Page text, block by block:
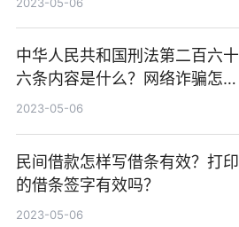
中华人民共和国刑法第二百六十
六条内容是什么？网络诈骗怎么
报案？
2023-05-06
民间借款怎样写借条有效？打印
的借条签字有效吗？
2023-05-06